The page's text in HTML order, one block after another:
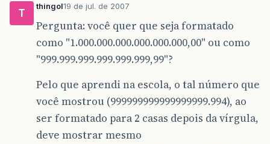
T
thingol19 de jul. de 2007
Pergunta: você quer que seja formatado
como "1.000.000.000.000.000.000,00" ou como
"999.999.999.999.999.999,99"?
Pelo que aprendi na escola, o tal número que
você mostrou (999999999999999999.994), ao
ser formatado para 2 casas depois da vírgula,
deve mostrar mesmo